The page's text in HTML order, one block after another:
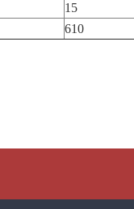
15
610